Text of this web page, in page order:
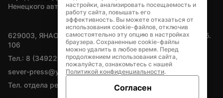
Ненецкого автономного округа
629003, ЯНАО, Салехард, мкр. Богдана Кнунянца, д.1, каб.
106
Тел.: 8 (34922) 71262
sever-press@yamal-media.ru
Тел. отдела рекламы: 8 (34922) 42728
настройки, анализировать посещаемость и
работу сайта, повышать его
эффективность. Вы можете отказаться от
использования cookie-файлов, отключив
самостоятельно эту опцию в настройках
браузера. Сохраненные cookie-файлы
можно удалить в любое время. Перед
продолжением использования сайта,
пожалуйста, ознакомьтесь с нашей
Политикой конфиденциальности.
Согласен